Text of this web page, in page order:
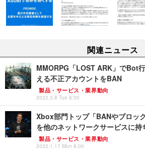
関連ニュース
MMORPG「LOST ARK」でBot
える不正アカウントをBAN
製品・サービス・業界動向
2022.3.8 Tue 8:00
Xbox部門トップ「BANやブロッ
を他のネットワークサービスに持
製品・サービス・業界動向
2022.1.17 Mon 8:00